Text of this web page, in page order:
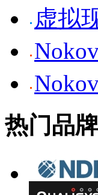
虚拟
热门品牌